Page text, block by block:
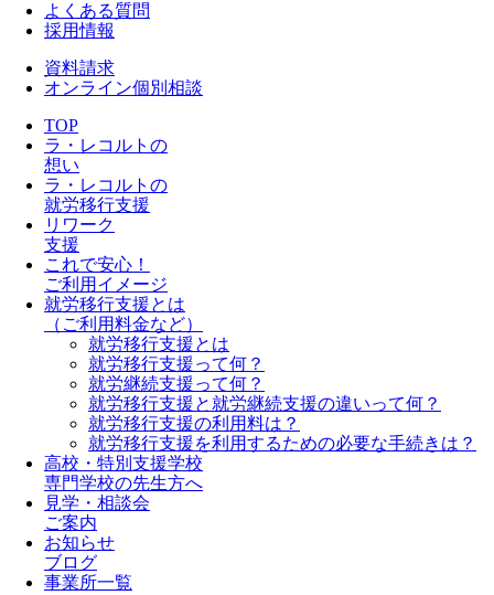
よくある質問
採用情報
資料請求
オンライン個別相談
TOP
ラ・レコルトの
想い
ラ・レコルトの
就労移行支援
リワーク
支援
これで安心！
ご利用イメージ
就労移行支援とは
（ご利用料金など）
就労移行支援とは
就労移行支援って何？
就労継続支援って何？
就労移行支援と就労継続支援の違いって何？
就労移行支援の利用料は？
就労移行支援を利用するための必要な手続きは？
高校・特別支援学校
専門学校の先生方へ
見学・相談会
ご案内
お知らせ
ブログ
事業所一覧